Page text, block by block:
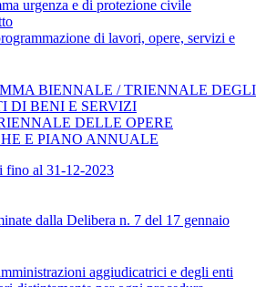
urgenza e di protezione civile
di lavori, opere, servizi e
BIENNALE / TRIENNALE DEGLI
DI BENI E SERVIZI
DELLE OPERE
E PIANO ANNUALE
fino al 31-12-2023
dalla Delibera n. 7 del 17 gennaio
aggiudicatrici e degli enti